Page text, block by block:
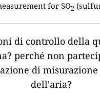
for SO2
di controllo della
perché non
di
dell'aria?